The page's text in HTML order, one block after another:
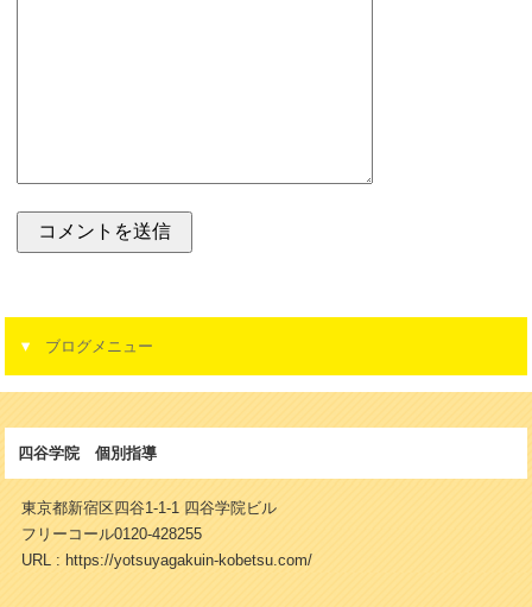
ブログメニュー
四谷学院 個別指導
東京都新宿区四谷1-1-1 四谷学院ビル
フリーコール0120-428255
URL : https://yotsuyagakuin-kobetsu.com/